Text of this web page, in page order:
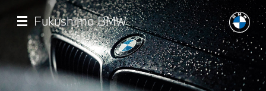
テ
ン
ツ
Fukushima BMW